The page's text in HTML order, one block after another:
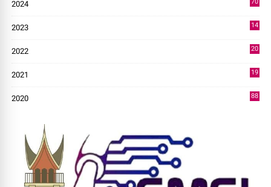
2024
2023
14
2022
20
2021
19
2020
88